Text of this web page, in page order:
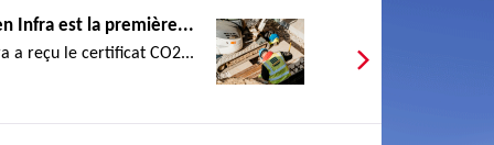
Infra est la première...
a reçu le certificat CO2...